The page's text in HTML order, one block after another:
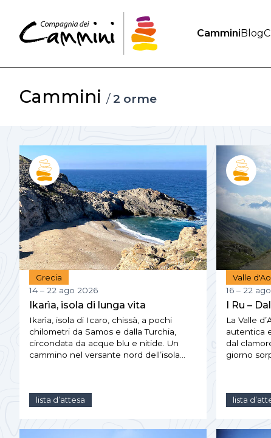
CamminiBlog
Cammini /2 orme
Grecia
14 – 22 ago 2026
Ikarìa, isola di lunga vita
Ikarìa, isola di Icaro, chissà, a pochi
chilometri da Samos e dalla Turchia,
circondata da acque blu e nitide. Un
cammino nel versante nord dell’isola…
lista d’attesa
Valle
16 – 22
I Ru –
La Valle
autentica
dal
giorno
lista